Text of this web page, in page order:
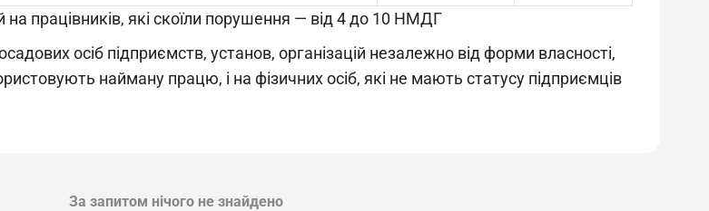
працівників, які скоїли порушення — від 4 до 10 НМДГ
осіб підприємств, установ, організацій незалежно від форми власності,
найману працю, і на фізичних осіб, які не мають статусу підприємців
За запитом нічого не знайдено